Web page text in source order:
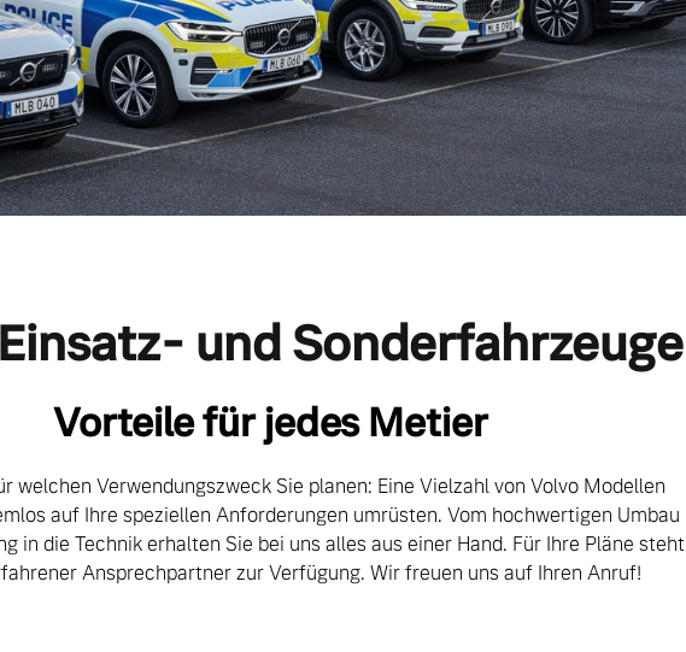
und Sonderfahrzeuge
Vorteile für jedes Metier
welchen Verwendungszweck Sie planen: Eine Vielzahl von Volvo Modellen
auf Ihre speziellen Anforderungen umrüsten. Vom hochwertigen Umbau
in die Technik erhalten Sie bei uns alles aus einer Hand. Für Ihre Pläne steht
Ansprechpartner zur Verfügung. Wir freuen uns auf Ihren Anruf!